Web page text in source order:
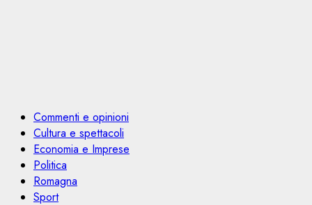
Commenti e opinioni
Cultura e spettacoli
Economia e Imprese
Politica
Romagna
Sport